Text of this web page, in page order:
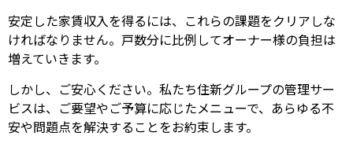
安定した家賃収入を得るには、これらの課題をクリアしな
ければなりません。戸数分に比例してオーナー様の負担は
増えていきます。
しかし、ご安心ください。私たち住新グループの管理サー
ビスは、ご要望やご予算に応じたメニューで、あらゆる不
安や問題点を解決することをお約束します。